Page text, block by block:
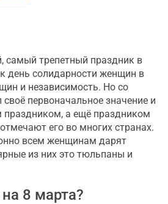
самый трепетный праздник в
день солидарности женщин в
и независимость. Но со
первоначальное значение и
праздником, а ещё праздником
его во многих странах.
всем женщинам дарят
из них это тюльпаны и
8 марта?